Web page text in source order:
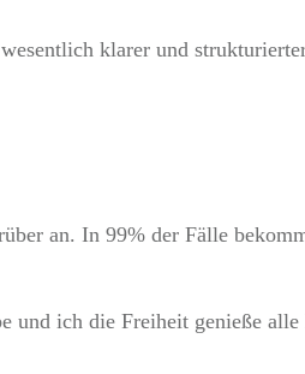
klarer und
an. In 99% der Fälle
und ich die Freiheit genieße